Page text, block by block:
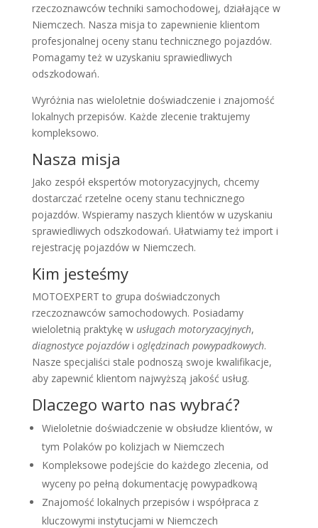
rzeczoznawców techniki samochodowej, działające w
Niemczech. Nasza misja to zapewnienie klientom
profesjonalnej oceny stanu technicznego pojazdów.
Pomagamy też w uzyskaniu sprawiedliwych
odszkodowań.
Wyróżnia nas wieloletnie doświadczenie i znajomość
lokalnych przepisów. Każde zlecenie traktujemy
kompleksowo.
Nasza misja
Jako zespół ekspertów motoryzacyjnych, chcemy
dostarczać rzetelne oceny stanu technicznego
pojazdów. Wspieramy naszych klientów w uzyskaniu
sprawiedliwych odszkodowań. Ułatwiamy też import i
rejestrację pojazdów w Niemczech.
Kim jesteśmy
MOTOEXPERT to grupa doświadczonych
rzeczoznawców samochodowych. Posiadamy
wieloletnią praktykę w usługach motoryzacyjnych,
diagnostyce pojazdówi oględzinach powypadkowych.
Nasze specjaliści stale podnoszą swoje kwalifikacje,
aby zapewnić klientom najwyższą jakość usług.
Dlaczego warto nas wybrać?
Wieloletnie doświadczenie w obsłudze klientów, w
tym Polaków po kolizjach w Niemczech
Kompleksowe podejście do każdego zlecenia, od
wyceny po pełną dokumentację powypadkową
Znajomość lokalnych przepisów i współpraca z
kluczowymi instytucjami w Niemczech